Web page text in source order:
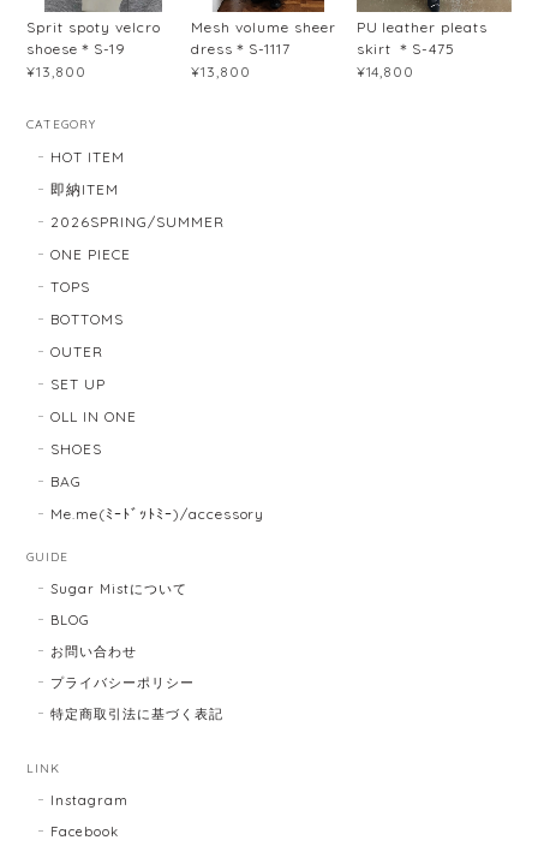
Sprit spoty velcro
shoese＊S-19
¥13,800
Mesh volume sheer
dress＊S-1117
¥13,800
PU leather pleats
skirt ＊S-475
¥14,800
CATEGORY
HOT ITEM
即納ITEM
2026SPRING/SUMMER
ONE PIECE
TOPS
BOTTOMS
OUTER
SET UP
OLL IN ONE
SHOES
BAG
Me.me(ﾐｰﾄﾞｯﾄﾐｰ)/accessory
GUIDE
Sugar Mistについて
BLOG
お問い合わせ
プライバシーポリシー
特定商取引法に基づく表記
LINK
Instagram
Facebook